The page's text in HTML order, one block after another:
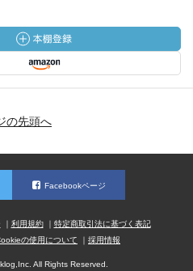
の先頭へ
Facebookページ
利用規約
特定商取引法に基づく表記
の使用について 採用情報
All Rights Reserved.